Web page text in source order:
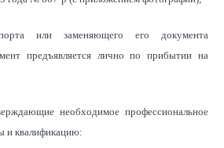
или заменяющего его документа
предъявляется лично по прибытии на
необходимое профессиональное
и квалификацию: